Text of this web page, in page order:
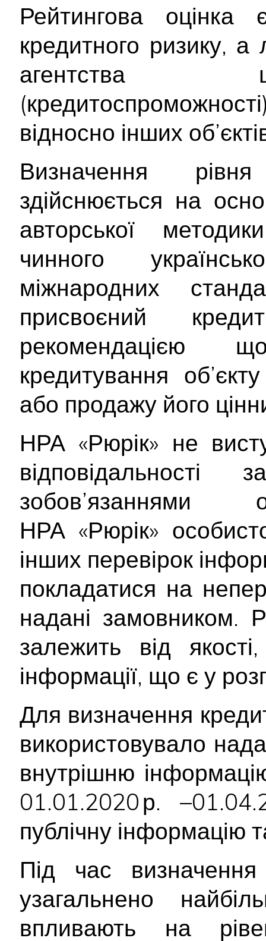
Рейтингова
кредитного ризику,
агентства
відносно інших
Визначення
здійснюється на
авторської
чинного
міжнародних
присвоєний
рекомендацією
кредитування
або продажу його
НРА «Рюрік» не
зобов’язаннями
НРА «Рюрік»
інших перевірок
покладатися на
надані замовником.
залежить від
інформації, що є у
Для визначення
використовувало
внутрішню
01.01.2020 р.
публічну інформацію
Під час визначення
узагальнено
впливають на